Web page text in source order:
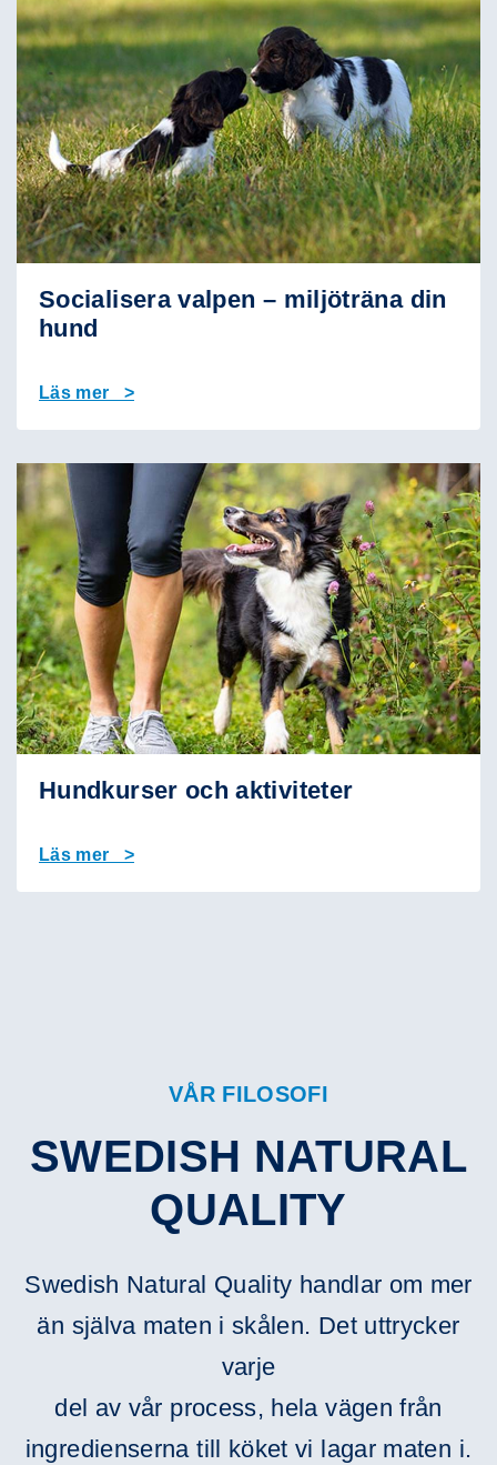
Socialisera valpen – miljöträna din
hund
Läs mer >
Hundkurser och aktiviteter
Läs mer >
VÅR FILOSOFI
SWEDISH NATURAL
QUALITY
Swedish Natural Quality handlar om mer
än själva maten i skålen. Det uttrycker
varje
del av vår process, hela vägen från
ingredienserna till köket vi lagar maten i.